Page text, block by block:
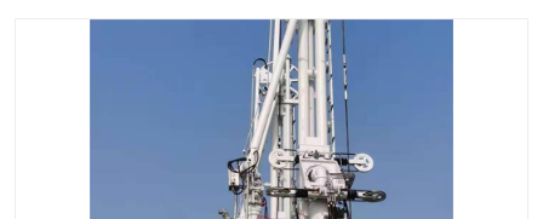
LNG鹤管
潜油泵鹤管
输油臂
汽车鹤管